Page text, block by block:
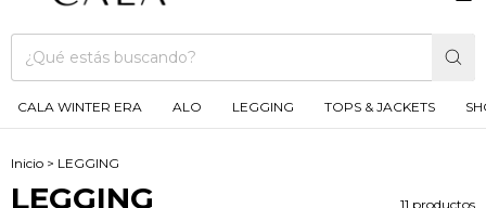
CALA WINTER ERA ALO LEGGING TOPS & JACKETS
Inicio > LEGGING
LEGGING 11 productos